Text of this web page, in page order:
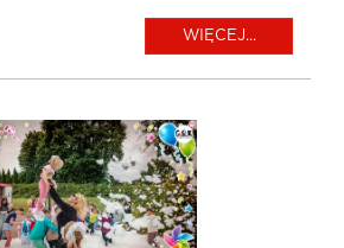
WIĘCEJ...